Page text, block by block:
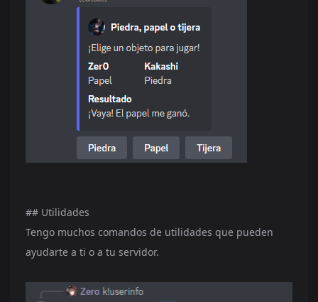
## Utilidades
Tengo muchos comandos de utilidades que pueden
ayudarte a ti o a tu servidor.